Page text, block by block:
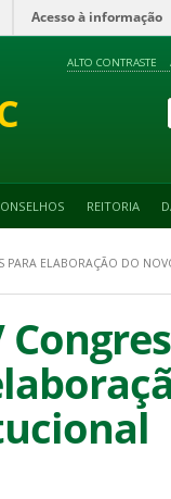
Acesso à informação
ALTO CONTRASTE
REITORIA
ELABORAÇÃO DO